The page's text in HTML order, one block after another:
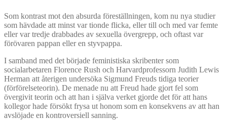
Som kontrast mot den absurda föreställningen, kom nu nya studier
som hävdade att minst var tionde flicka, eller till och med var femte
eller var tredje drabbades av sexuella övergrepp, och oftast var
förövaren pappan eller en styvpappa.
I samband med det började feministiska skribenter som
socialarbetaren Florence Rush och Harvardprofessorn Judith Lewis
Herman att återigen undersöka Sigmund Freuds tidiga teorier
(förförelseteorin). De menade nu att Freud hade gjort fel som
övergivit teorin och att han i själva verket gjorde det för att hans
kollegor hade försökt frysa ut honom som en konsekvens av att han
avslöjade en kontroversiell sanning.